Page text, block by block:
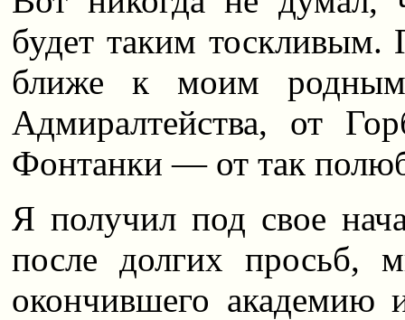
будет таким
ближе к моим
Адмиралтейства, от
Фонтанки — от так
Я получил под свое
после долгих просьб,
окончившего академию